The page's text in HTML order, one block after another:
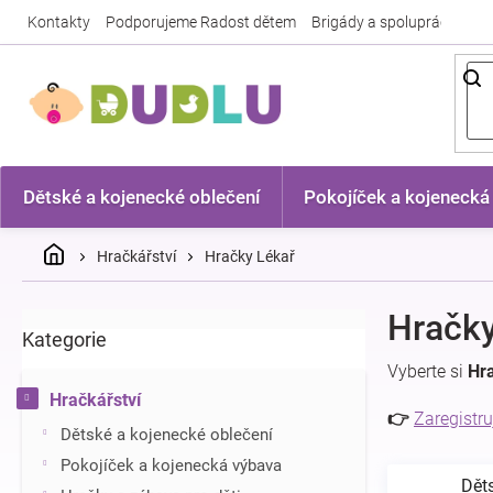
Kontakty Podporujeme Radost dětem Brigády a spolupráce
Dětské a kojenecké oblečení Pokojíček a kojenecká
DomůHračkářství Hračky Lékař
o
t
r
Přeskočit
Kategorie
Hračkářství
Dětské a kojenecké oblečení
Pokojíček a kojenecká výbava
Vyberte si
👉